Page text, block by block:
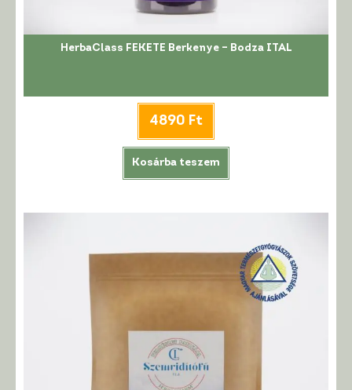
HerbaClass FEKETE Berkenye – Bodza ITAL
4890 Ft
Kosárba teszem